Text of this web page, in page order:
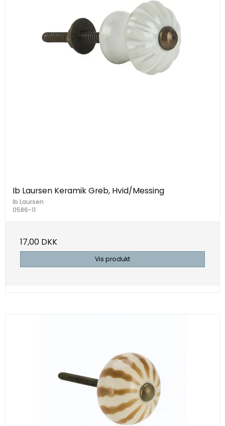
Ib Laursen Keramik Greb, Hvid/Messing
Ib Laursen
0586-11
17,00 DKK
Vis produkt